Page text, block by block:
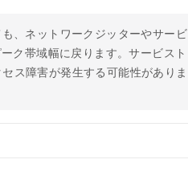
、ネットワークジッターやサービ
ク帯域幅に戻ります。サービスト
ス障害が発生する可能性がありま